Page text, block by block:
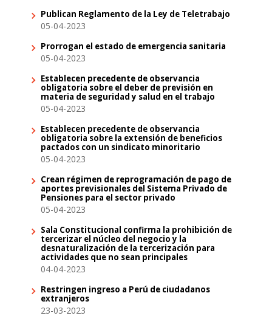
Publican Reglamento de la Ley de Teletrabajo
05-04-2023
Prorrogan el estado de emergencia sanitaria
05-04-2023
Establecen precedente de observancia
obligatoria sobre el deber de previsión en
materia de seguridad y salud en el trabajo
05-04-2023
Establecen precedente de observancia
obligatoria sobre la extensión de beneficios
pactados con un sindicato minoritario
05-04-2023
Crean régimen de reprogramación de pago de
aportes previsionales del Sistema Privado de
Pensiones para el sector privado
05-04-2023
Sala Constitucional confirma la prohibición de
tercerizar el núcleo del negocio y la
desnaturalización de la tercerización para
actividades que no sean principales
04-04-2023
Restringen ingreso a Perú de ciudadanos
extranjeros
23-03-2023